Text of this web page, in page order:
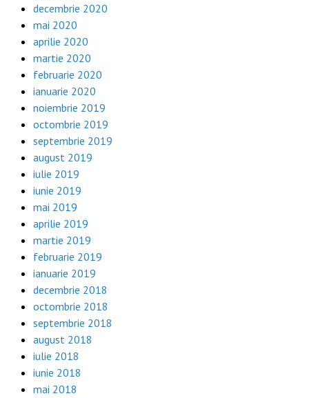
decembrie 2020
mai 2020
aprilie 2020
martie 2020
februarie 2020
ianuarie 2020
noiembrie 2019
octombrie 2019
septembrie 2019
august 2019
iulie 2019
iunie 2019
mai 2019
aprilie 2019
martie 2019
februarie 2019
ianuarie 2019
decembrie 2018
octombrie 2018
septembrie 2018
august 2018
iulie 2018
iunie 2018
mai 2018